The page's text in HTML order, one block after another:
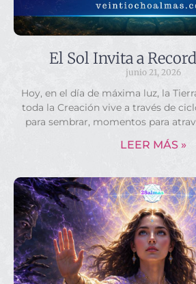
El Sol Invita a
junio 21, 2026
Hoy, en el día de máxima luz, la
toda la Creación vive a través de
para sembrar, momentos para
LEER MÁS »